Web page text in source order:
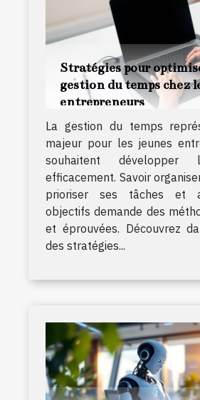
Stratégies pour
gestion du temps chez
entrepreneurs
La gestion du temps
majeur pour les jeunes
souhaitent développer
efficacement. Savoir
prioriser ses tâches et
objectifs demande des
et éprouvées. Découvrez
des stratégies...